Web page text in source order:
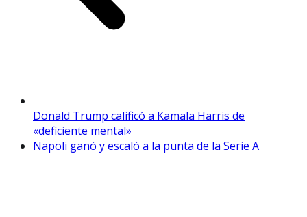
Donald Trump calificó a Kamala Harris de
«deficiente mental»
Napoli ganó y escaló a la punta de la Serie A